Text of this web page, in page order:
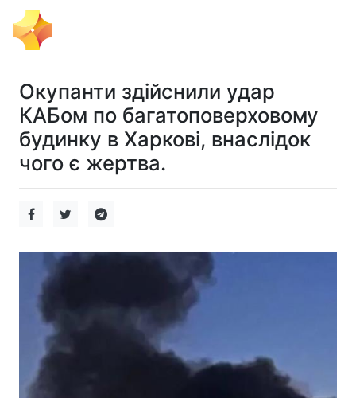
Окупанти здійснили удар
КАБом по багатоповерховому
будинку в Харкові, внаслідок
чого є жертва.